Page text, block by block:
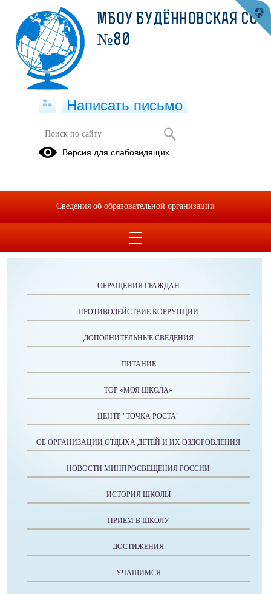
Методическая работа
ОБРАЩЕНИЯ ГРАЖДАН
ПРОТИВОДЕЙСТВИЕ КОРРУПЦИИ
ДОПОЛНИТЕЛЬНЫЕ СВЕДЕНИЯ
ПИТАНИЕ
ТОР «МОЯ ШКОЛА»
ЦЕНТР "ТОЧКА РОСТА"
ОБ ОРГАНИЗАЦИИ ОТДЫХА ДЕТЕЙ И ИХ ОЗДОРОВЛЕНИЯ
НОВОСТИ МИНПРОСВЕЩЕНИЯ РОССИИ
ИСТОРИЯ ШКОЛЫ
ПРИЕМ В ШКОЛУ
ДОСТИЖЕНИЯ
УЧАЩИМСЯ
МБОУ БУДЁННОВСКАЯ СОШ
№80
Написать письмо
Версия для слабовидящих
Сведения об образовательной организации